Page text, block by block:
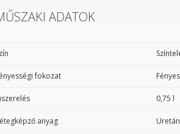
ADATOK
fokozat Fényes
0,75 l
anyag